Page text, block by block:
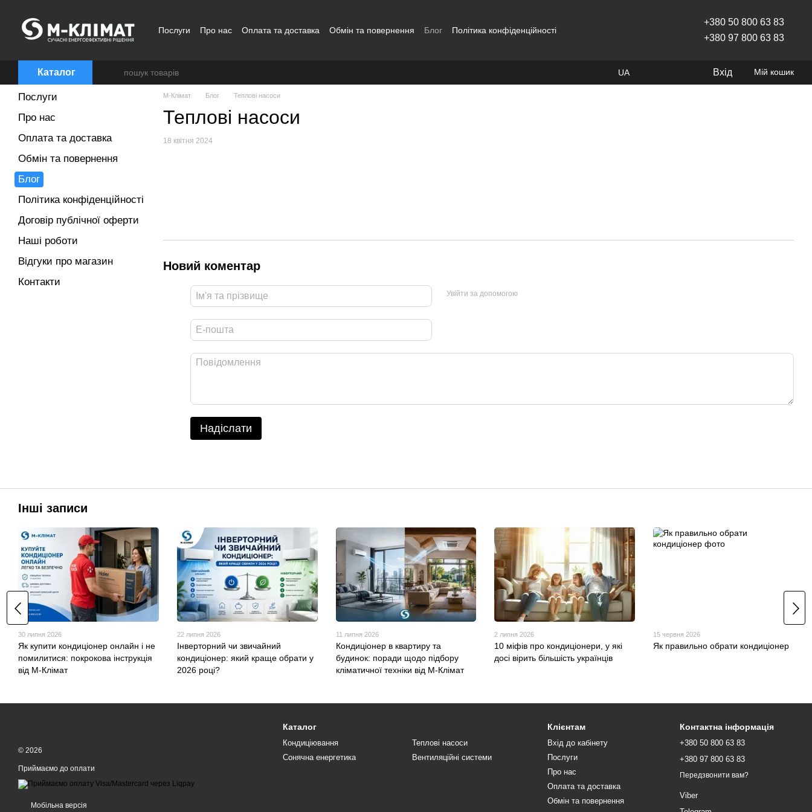
Послуги Про нас Оплата та доставка Обмін та повернення Блог
Політика конфіденційності
+380 50 800 63 83
+380 97 800 63 83
Каталог UA Вхід Мій кошик
M-Клімат Блог Теплові насоси
Теплові насоси
18 квітня 2024
Новий коментар
Увійти за допомогою
Надіслати
Послуги
Про нас
Оплата та доставка
Обмін та повернення
Блог
Політика конфіденційності
Договір публічної оферти
Наші роботи
Відгуки про магазин
Контакти
Інші записи
30 липня 2026
Як купити кондиціонер онлайн і не
помилитися: покрокова інструкція
від М-Клімат
22 липня 2026
Інверторний чи звичайний
кондиціонер: який краще обрати у
2026 році?
11 липня 2026
Кондиціонер в квартиру та
будинок: поради щодо підбору
кліматичної техніки від М-Клімат
2 липня 2026
10 міфів про кондиціонери, у які
досі вірить більшість українців
15 червня 2026
Як правильно обрати кондиціонер
© 2026
Приймаємо до оплати
Мобільна версія
Каталог
Кондиціювання
Сонячна енергетика
Теплові насоси
Вентиляційні системи
Клієнтам
Вхід до кабінету
Послуги
Про нас
Оплата та доставка
Обмін та повернення
Контактна інформація
+380 50 800 63 83
+380 97 800 63 83
Передзвонити вам?
Viber